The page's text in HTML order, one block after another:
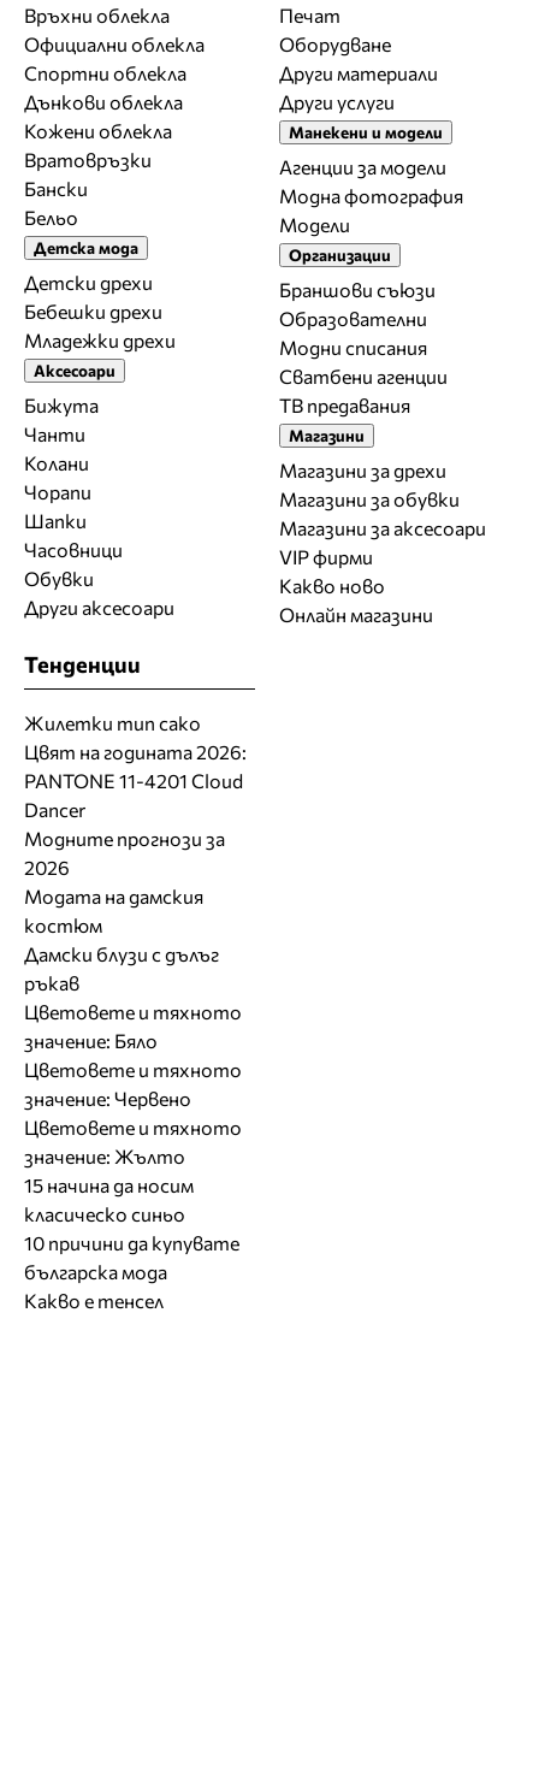
Връхни облекла
Официални облекла
Спортни облекла
Дънкови облекла
Кожени облекла
Вратовръзки
Бански
Бельо
Детска мода
Детски дрехи
Бебешки дрехи
Младежки дрехи
Аксесоари
Бижута
Чанти
Колани
Чорапи
Шапки
Часовници
Обувки
Други аксесоари
Печат
Оборудване
Други материали
Други услуги
Манекени и модели
Агенции за модели
Модна фотография
Модели
Организации
Браншови съюзи
Образователни
Модни списания
Сватбени агенции
ТВ предавания
Магазини
Магазини за дрехи
Магазини за обувки
Магазини за aксесоари
VIP фирми
Какво ново
Онлайн магазини
Тенденции
Жилетки тип сако
Цвят на годината 2026:
PANTONE 11-4201 Cloud
Dancer
Модните прогнози за
2026
Модата на дамския
костюм
Дамски блузи с дълъг
ръкав
Цветовете и тяхното
значение: Бяло
Цветовете и тяхното
значение: Червено
Цветовете и тяхното
значение: Жълто
15 начина да носим
класическо синьо
10 причини да купувате
българска мода
Какво е тенсел